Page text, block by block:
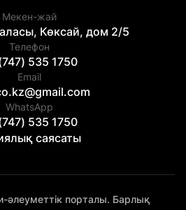
Мекен-жай
Көксай, дом 2/5
Телефон
535 1750
Email
WhatsApp
535 1750
саясаты
әлеуметтік порталы. Барлық